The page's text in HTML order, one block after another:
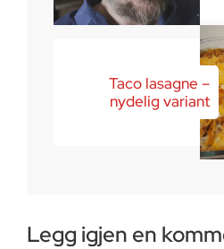
Taco lasagne –
nydelig variant
Legg igjen en